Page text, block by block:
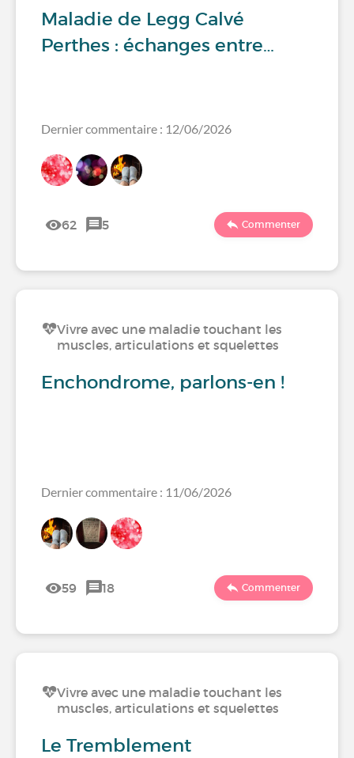
Maladie de Legg Calvé
Perthes : échanges entre…
Dernier commentaire : 12/06/2026
62 5 Commenter
Vivre avec une maladie touchant les
muscles, articulations et squelettes
Enchondrome, parlons-en !
Dernier commentaire : 11/06/2026
59 18 Commenter
Vivre avec une maladie touchant les
muscles, articulations et squelettes
Le Tremblement